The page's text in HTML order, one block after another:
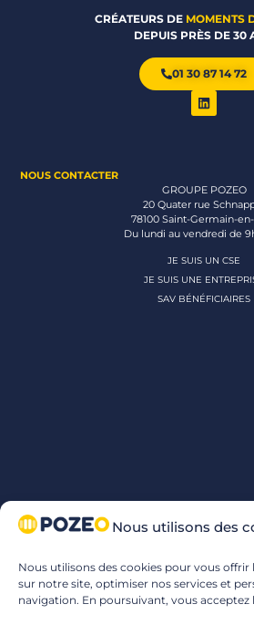
Nous utilisons des
Nous utilisons des cookies pour vous offrir
sur notre site, optimiser nos services et
navigation. En poursuivant, vous acceptez
CRÉATEURS DE MOMENTS
DEPUIS PRÈS DE 30
01 30 87 14 72
NOUS CONTACTER
GROUPE POZEO
20 Quater rue
78100 Saint-Germain-
Du lundi au vendredi de
JE SUIS UN CSE
JE SUIS UNE
SAV BÉNÉFICIAIRES